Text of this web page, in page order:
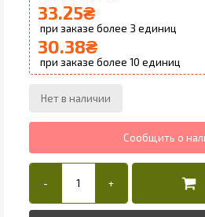
33.25₴
3
30.38₴
10